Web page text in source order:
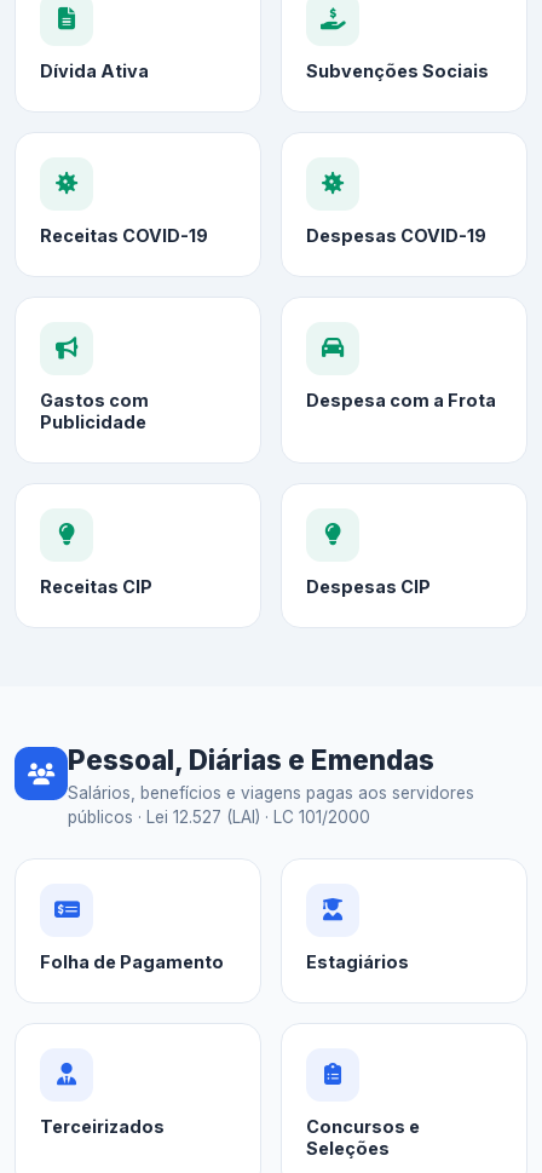
Dívida Ativa Subvenções Sociais
Receitas COVID-19 Despesas COVID-19
Gastos com
Publicidade
Despesa com a Frota
Receitas CIP Despesas CIP
Pessoal, Diárias e Emendas
Salários, benefícios e viagens pagas aos servidores
públicos · Lei 12.527 (LAI) · LC 101/2000
Folha de Pagamento Estagiários
Terceirizados
Concursos e
Seleções